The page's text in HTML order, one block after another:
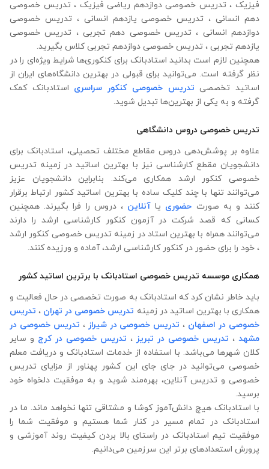
فیزیک ، تدریس خصوصی دوازدهم ریاضی فیزیک ، تدریس خصوصی
دهم انسانی ، تدریس خصوصی یازدهم انسانی ، تدریس خصوصی
دوازدهم انسانی ، تدریس خصوصی دهم تجربی ، تدریس خصوصی
یازدهم تجربی ، تدریس خصوصی دوازدهم تجربی کلاس بگیرید.
همچنین لازم است بدانید استادبانک برای کنکوری‌ها شرایط ویژه‌ای را در
نظر گرفته است. می‌توانید برای قبولی در بهترین دانشگاه‌های ایران از
اساتید تخصصی تدریس خصوصی کنکور سراسری استادبانک کمک
گرفته و به یکی از بهترین‌ها تبدیل شوید.
تدریس خصوصی دروس دانشگاهی
علاوه ‌بر پوشش‌دهی دروس مقاطع مختلف تحصیلی، استادبانک برای
دانشجویان مقطع کارشناسی نیز با بهترین اساتید در زمینه تدریس
خصوصی کنکور ارشد همکاری می‌کند. بنابراین دانشجویان عزیز
می‌توانند تنها با چند کلیک ساده با بهترین اساتید کشور ارتباط برقرار
کنند و به صورت حضوری یا آنلاین ، دروس را فرا بگیرند. همچنین
کسانی که قصد شرکت در آزمون کنکور کارشناسی ارشد را دارند
می‌توانند همراه با بهترین استاد در زمینه تدریس خصوصی کنکور ارشد
، خود را برای حضور در کنکور کارشناسی ارشد، آماده و ورزیده کنند.
همکاری موسسه تدریس خصوصی استادبانک با برترین اساتید کشور
باید خاطر نشان کرد که استادبانک به صورت تخصصی در حال فعالیت و
همکاری با بهترین اساتید در زمینه تدریس خصوصی در تهران ، تدریس
خصوصی در اصفهان ، تدریس خصوصی در شیراز، تدریس خصوصی در
مشهد ، تدریس خصوصی در تبریز ، تدریس خصوصی در کرج و سایر
کلان شهرها می‌باشد. با استفاده از خدمات استادبانک و دریافت معلم
خصوصی می‌توانید در جای جای این کشور پهناور از مزایای تدریس
خصوصی و تدریس آنلاین، بهره‌مند شوید و به موفقیت دلخواه خود
برسید.
با استادبانک هیچ دانش‌آموز کوشا و مشتاقی تنها نخواهد ماند. ما در
استادبانک در تمام مسیر در کنار شما هستیم و موفقیت شما را
موفقیت تیم استادبانک در راستای بالا بردن کیفیت روند آموزشی و
پرورش استعدادهای برتر این سرزمین می‌دانیم.